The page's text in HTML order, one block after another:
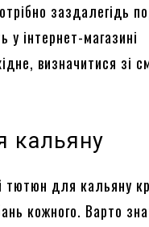
заздалегідь
у інтернет-магазині
визначитися зі
кальяну
тютюн для кальяну
кожного. Варто